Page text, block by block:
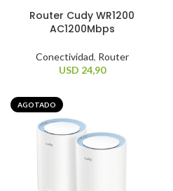
Router Cudy WR1200
AC1200Mbps
Conectividad, Router
USD 24,90
AGOTADO